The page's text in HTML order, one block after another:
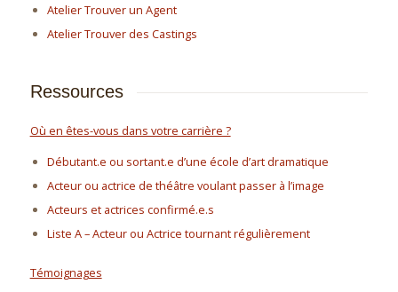
Atelier Trouver un Agent
Atelier Trouver des Castings
Ressources
Où en êtes-vous dans votre carrière ?
Débutant.e ou sortant.e d’une école d’art dramatique
Acteur ou actrice de théâtre voulant passer à l’image
Acteurs et actrices confirmé.e.s
Liste A – Acteur ou Actrice tournant régulièrement
Témoignages